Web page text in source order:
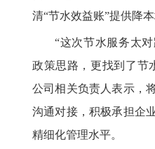
清“节水效益账”提供降
“这次节水服务太
政策思路，更找到了节
公司相关负责人表示，
沟通对接，积极承担企
精细化管理水平。